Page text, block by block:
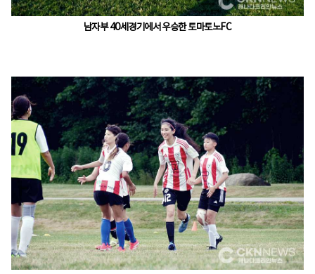
남자부 40세경기에서 우승한 토마토노FC